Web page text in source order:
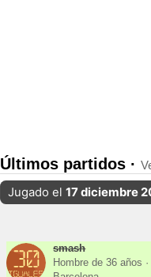
Últimos partidos ·
Jugado el 17 diciembre
smash
Hombre de 36 años ·